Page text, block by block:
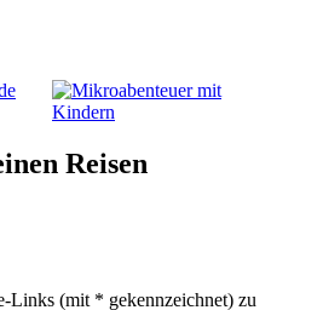
Reisen
Links (mit * gekennzeichnet) zu